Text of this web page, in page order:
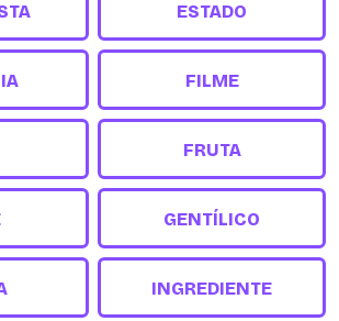
ESTADO
FILME
FRUTA
GENTÍLICO
INGREDIENTE